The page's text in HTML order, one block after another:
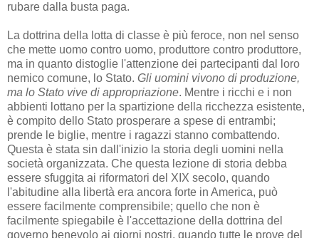
rubare dalla busta paga.
La dottrina della lotta di classe è più feroce, non nel senso
che mette uomo contro uomo, produttore contro produttore,
ma in quanto distoglie l'attenzione dei partecipanti dal loro
nemico comune, lo Stato. Gli uomini vivono di produzione,
ma lo Stato vive di appropriazione. Mentre i ricchi e i non
abbienti lottano per la spartizione della ricchezza esistente,
è compito dello Stato prosperare a spese di entrambi;
prende le biglie, mentre i ragazzi stanno combattendo.
Questa è stata sin dall'inizio la storia degli uomini nella
società organizzata. Che questa lezione di storia debba
essere sfuggita ai riformatori del XIX secolo, quando
l'abitudine alla libertà era ancora forte in America, può
essere facilmente comprensibile; quello che non è
facilmente spiegabile è l'accettazione della dottrina del
governo benevolo ai giorni nostri, quando tutte le prove del